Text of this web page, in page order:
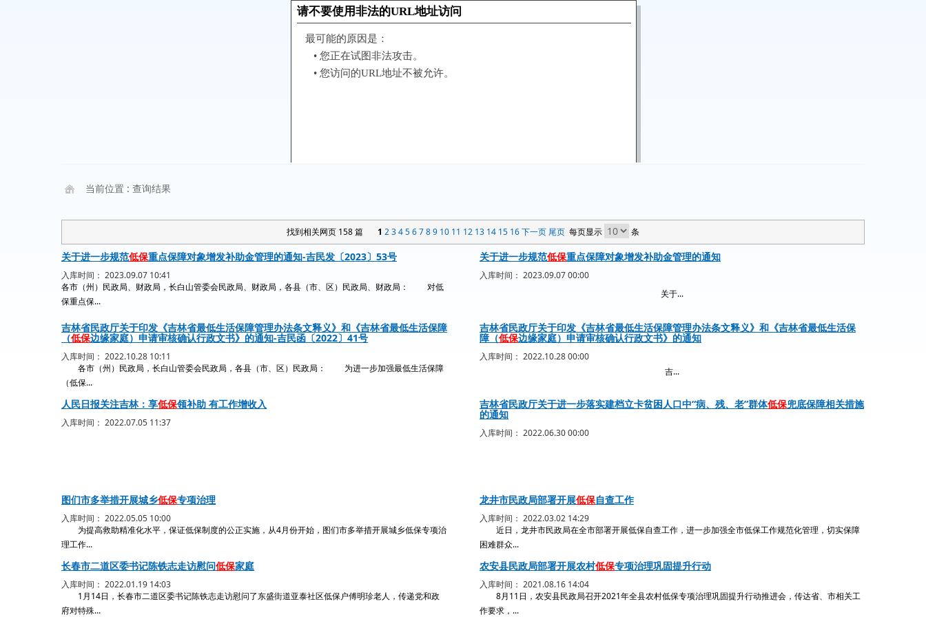
当前位置 : 查询结果
找到相关网页 158 篇 1 23456789 10 11 12 13 14 15 16下一页 尾页 每页显示 条
关于进一步规范低保重点保障对象增发补助金管理的通知-吉民发〔2023〕53号
入库时间： 2023.09.07 10:41
各市（州）民政局、财政局，长白山管委会民政局、财政局，各县（市、区）民政局、财政局： 对低
保重点保...
关于进一步规范低保重点保障对象增发补助金管理的通知
入库时间： 2023.09.07 00:00
关于...
吉林省民政厅关于印发《吉林省最低生活保障管理办法条文释义》和《吉林省最低生活保障
（低保边缘家庭）申请审核确认行政文书》的通知-吉民函〔2022〕41号
入库时间： 2022.10.28 10:11
各市（州）民政局，长白山管委会民政局，各县（市、区）民政局： 为进一步加强最低生活保障
（低保...
吉林省民政厅关于印发《吉林省最低生活保障管理办法条文释义》和《吉林省最低生活保
障（低保边缘家庭）申请审核确认行政文书》的通知
入库时间： 2022.10.28 00:00
吉...
人民日报关注吉林：享低保领补助 有工作增收入
入库时间： 2022.07.05 11:37
吉林省民政厅关于进一步落实建档立卡贫困人口中“病、残、老”群体低保兜底保障相关措施
的通知
入库时间： 2022.06.30 00:00
图们市多举措开展城乡低保专项治理
入库时间： 2022.05.05 10:00
为提高救助精准化水平，保证低保制度的公正实施，从4月份开始，图们市多举措开展城乡低保专项治
理工作...
龙井市民政局部署开展低保自查工作
入库时间： 2022.03.02 14:29
近日，龙井市民政局在全市部署开展低保自查工作，进一步加强全市低保工作规范化管理，切实保障
困难群众...
长春市二道区委书记陈铁志走访慰问低保家庭
入库时间： 2022.01.19 14:03
1月14日，长春市二道区委书记陈铁志走访慰问了东盛街道亚泰社区低保户傅明珍老人，传递党和政
府对特殊...
农安县民政局部署开展农村低保专项治理巩固提升行动
入库时间： 2021.08.16 14:04
8月11日，农安县民政局召开2021年全县农村低保专项治理巩固提升行动推进会，传达省、市相关工
作要求，...